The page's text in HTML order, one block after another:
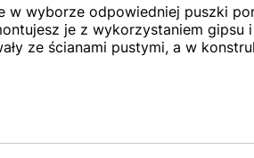
w wyborze odpowiedniej puszki
je z wykorzystaniem
ze ścianami pustymi, a w